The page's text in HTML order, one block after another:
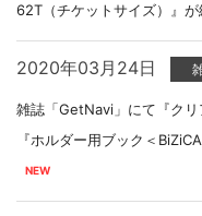
62T（チケットサイズ）』が
2020年03月24日
雑誌「GetNavi」にて『クリ
『ホルダー用ブック＜